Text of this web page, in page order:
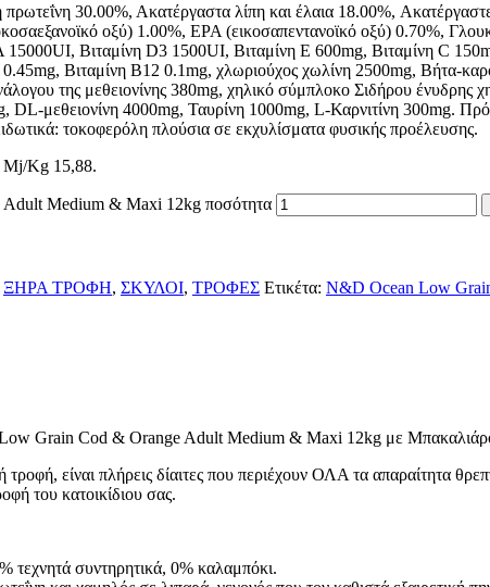
30.00%, Ακατέργαστα λίπη και έλαια 18.00%,
οξύ) 1.00%, EPA (εικοσαπεντανοϊκό οξύ) 0.70%,
Βιταμίνη D3 1500UI, Βιταμίνη E 600mg, Βιταμίνη C
Βιταμίνη B12 0.1mg, χλωριούχος χωλίνη 2500mg, Bήτα-
της μεθειονίνης 380mg, χηλικό σύμπλοκο Σιδήρου
DL-μεθειονίνη 4000mg, Ταυρίνη 1000mg, L-Καρνιτίνη 300mg.
τοκοφερόλη πλούσια σε εκχυλίσματα φυσικής προέλευσης.
Kg 15,88.
Medium & Maxi 12kg ποσότητα
ΞΗΡΑ ΤΡΟΦΗ, ΣΚΥΛΟΙ, ΤΡΟΦΕΣ Ετικέτα: N&D Ocean Low
Grain Cod & Orange Adult Medium & Maxi 12kg με Μπακαλιάρο
είναι πλήρεις δίαιτες που περιέχουν ΟΛΑ τα απαραίτητα
του κατοικίδιου σας.
τεχνητά συντηρητικά, 0% καλαμπόκι.